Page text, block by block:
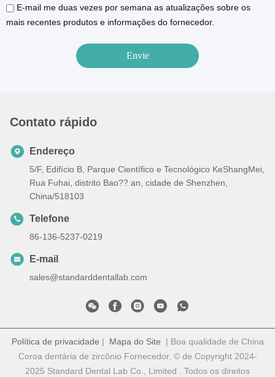
E-mail me duas vezes por semana as atualizações sobre os
mais recentes produtos e informações do fornecedor.
Contato rápido
Endereço
5/F, Edifício B, Parque Científico e Tecnológico KeShangMei,
Rua Fuhai, distrito Bao?? an, cidade de Shenzhen,
China/518103
Telefone
86-136-5237-0219
E-mail
sales@standarddentallab.com
Política de privacidade | Mapa do Site | Boa qualidade de China
Coroa dentária de zircônio Fornecedor. © de Copyright 2024-
2025 Standard Dental Lab Co., Limited . Todos os direitos